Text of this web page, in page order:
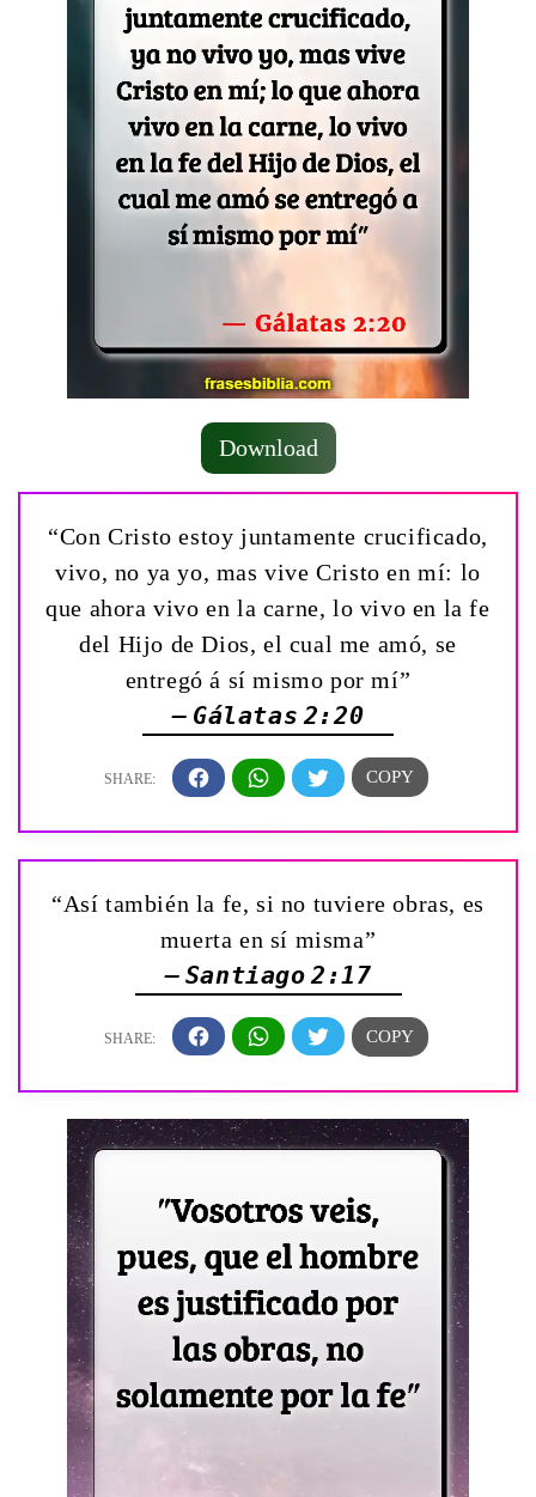
Download
“Con Cristo estoy juntamente crucificado,
vivo, no ya yo, mas vive Cristo en mí: lo
que ahora vivo en la carne, lo vivo en la fe
del Hijo de Dios, el cual me amó, se
entregó á sí mismo por mí”
— Gálatas 2:20
“Así también la fe, si no tuviere obras, es
muerta en sí misma”
— Santiago 2:17